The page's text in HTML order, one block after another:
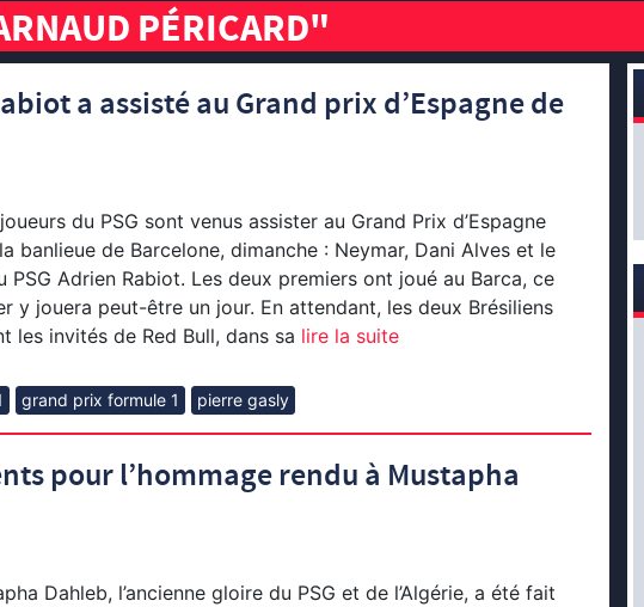
PÉRICARD"
a assisté au Grand prix d’Espagne de
du PSG sont venus assister au Grand Prix d’Espagne
banlieue de Barcelone, dimanche : Neymar, Dani Alves et le
PSG Adrien Rabiot. Les deux premiers ont joué au Barca, ce
y jouera peut-être un jour. En attendant, les deux Brésiliens
les invités de Red Bull, dans sa lire la suite
grand prix formule 1 pierre gasly
pour l’hommage rendu à Mustapha
Dahleb, l’ancienne gloire du PSG et de l’Algérie, a été fait